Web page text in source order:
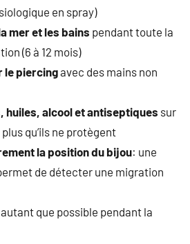
en spray)
mer et les bains pendant toute la
(6 à 12 mois)
le piercingavec des mains non
huiles, alcool et antiseptiques sur
qu’ils ne protègent
la position du bijou: une
de détecter une migration
autant que possible pendant la